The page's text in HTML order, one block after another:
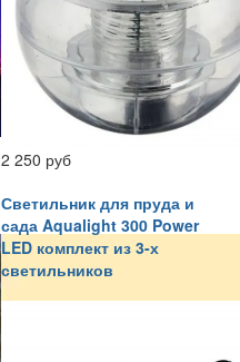
2 250 руб
Светильник для пруда и
сада Aqualight 300 Power
LED комплект из 3-х
светильников